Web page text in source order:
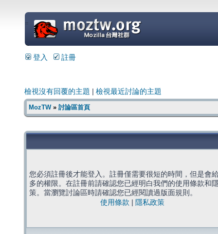
=
登入 註冊
檢視沒有回覆的主題 檢視最近討論的主題
MozTW» 討論區首頁
您必須註冊後才能登入。註冊僅需要很短的時間，但是會
多的權限。在註冊前請確認您已經明白我們的使用條款和
策。當瀏覽討論區時請確認您已經閱讀過版面規則。
使用條款
隱私政策